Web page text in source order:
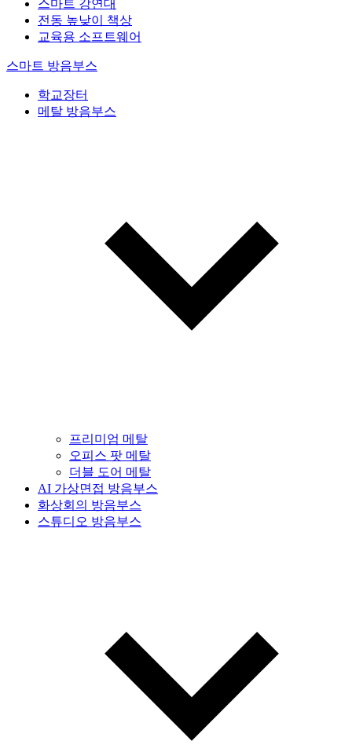
스마트 강연대
전동 높낮이 책상
교육용 소프트웨어
스마트 방음부스
학교장터
메탈 방음부스
프리미엄 메탈
오피스 팟 메탈
더블 도어 메탈
AI 가상면접 방음부스
화상회의 방음부스
스튜디오 방음부스